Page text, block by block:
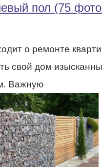
пол (75
о ремонте
свой дом
Важную